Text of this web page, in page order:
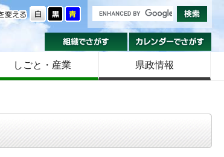
色を変える
組織でさがす
しごと・産業 県政情報